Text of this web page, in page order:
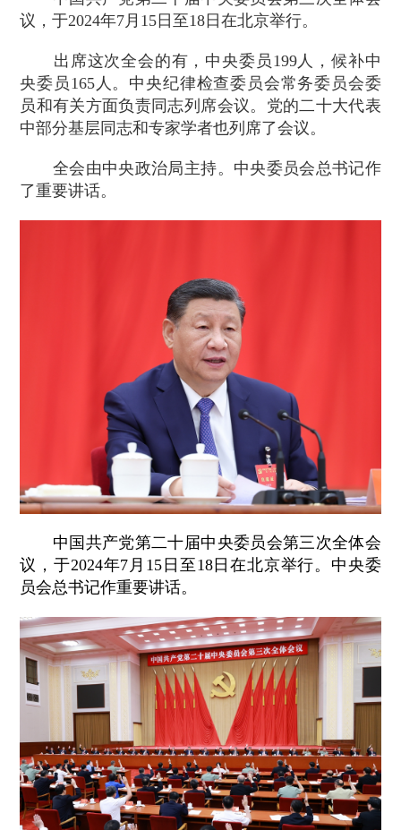
议，于2024年7月15日至18日在北京举行。
出席这次全会的有，中央委员199人，候补中
央委员165人。中央纪律检查委员会常务委员会委
员和有关方面负责同志列席会议。党的二十大代表
中部分基层同志和专家学者也列席了会议。
全会由中央政治局主持。中央委员会总书记作
了重要讲话。
中国共产党第二十届中央委员会第三次全体会
议，于2024年7月15日至18日在北京举行。中央委
员会总书记作重要讲话。